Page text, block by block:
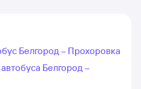
Белгород – Прохоровка
Белгород –